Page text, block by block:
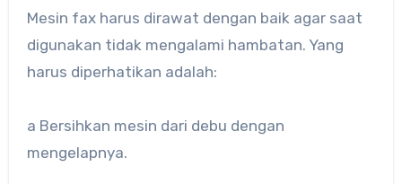
Mesin fax harus dirawat dengan baik agar saat
digunakan tidak mengalami hambatan. Yang
harus diperhatikan adalah:
a Bersihkan mesin dari debu dengan
mengelapnya.